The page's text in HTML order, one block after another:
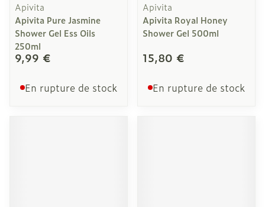
Apivita
Apivita Pure Jasmine
Shower Gel Ess Oils
250ml
9,99 €
En rupture de stock
Apivita
Apivita Royal Honey
Shower Gel 500ml
15,80 €
En rupture de stock